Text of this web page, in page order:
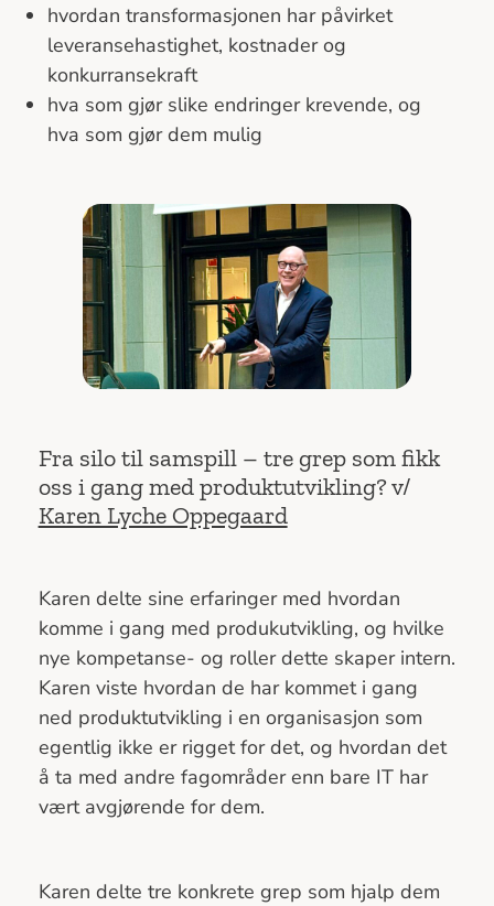
hvordan transformasjonen har påvirket
leveransehastighet, kostnader og
konkurransekraft
hva som gjør slike endringer krevende, og
hva som gjør dem mulig
Fra silo til samspill – tre grep som fikk
oss i gang med produktutvikling? v/
Karen Lyche Oppegaard
Karen delte sine erfaringer med hvordan
komme i gang med produkutvikling, og hvilke
nye kompetanse- og roller dette skaper intern.
Karen viste hvordan de har kommet i gang
ned produktutvikling i en organisasjon som
egentlig ikke er rigget for det, og hvordan det
å ta med andre fagområder enn bare IT har
vært avgjørende for dem.
Karen delte tre konkrete grep som hjalp dem